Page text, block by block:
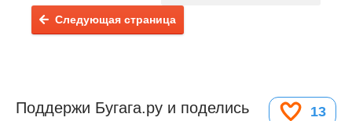
Следующая страница
13
Поддержи Бугага.ру и поделись